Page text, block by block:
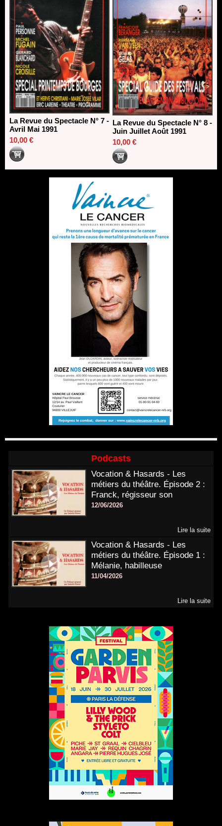
La Revue du Spectacle N° 7 -
Avril Mai 1991
10,00 €
La Revue du Spectacle N° 8 -
Juin Juillet Août 1991
10,00 €
Podcasts
Vocation & Hasards - Les
métiers du théâtre. Épisode 2 :
Franck, régisseur son
12/06/2026
Lire la suite
Vocation & Hasards - Les
métiers du théâtre. Épisode 1 :
Mélanie, habilleuse
11/04/2026
Lire la suite